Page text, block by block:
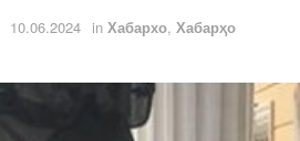
10.06.2024 in Хабархо, Хабарҳо